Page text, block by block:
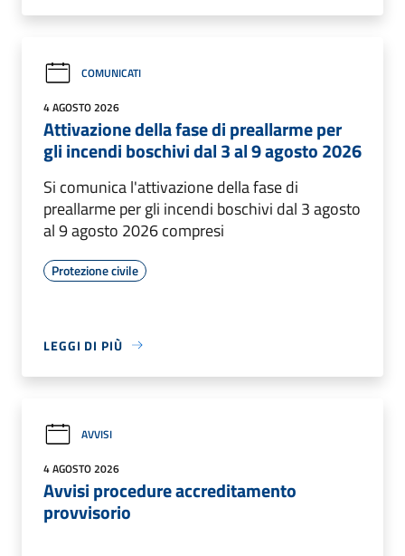
COMUNICATI
4 AGOSTO 2026
Attivazione della fase di preallarme per
gli incendi boschivi dal 3 al 9 agosto 2026
Si comunica l'attivazione della fase di
preallarme per gli incendi boschivi dal 3 agosto
al 9 agosto 2026 compresi
Protezione civile
LEGGI DI PIÙ
AVVISI
4 AGOSTO 2026
Avvisi procedure accreditamento
provvisorio